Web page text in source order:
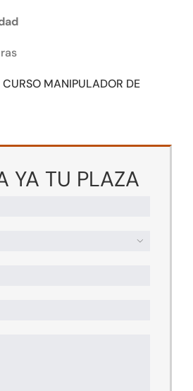
MANIPULADOR DE
YA TU PLAZA
